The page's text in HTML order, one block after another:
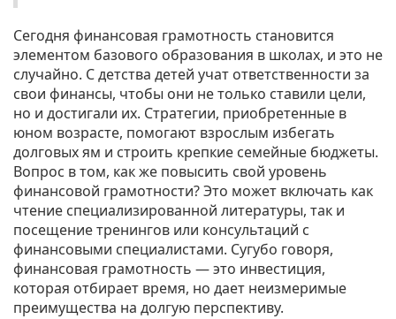
Сегодня финансовая грамотность становится
элементом базового образования в школах, и это не
случайно. С детства детей учат ответственности за
свои финансы, чтобы они не только ставили цели,
но и достигали их. Стратегии, приобретенные в
юном возрасте, помогают взрослым избегать
долговых ям и строить крепкие семейные бюджеты.
Вопрос в том, как же повысить свой уровень
финансовой грамотности? Это может включать как
чтение специализированной литературы, так и
посещение тренингов или консультаций с
финансовыми специалистами. Сугубо говоря,
финансовая грамотность — это инвестиция,
которая отбирает время, но дает неизмеримые
преимущества на долгую перспективу.